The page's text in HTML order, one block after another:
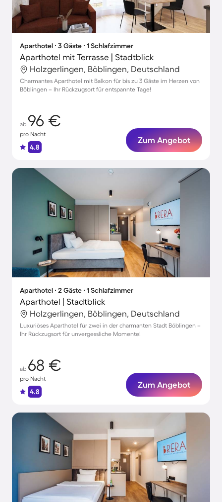
Aparthotel ∙ 3 Gäste ∙ 1 Schlafzimmer
Aparthotel mit Terrasse | Stadtblick
Holzgerlingen, Böblingen, Deutschland
Charmantes Aparthotel mit Balkon für bis zu 3 Gäste im Herzen von
Böblingen – Ihr Rückzugsort für entspannte Tage!
ab 96 €
pro Nacht
4.8
Zum Angebot
Aparthotel ∙ 2 Gäste ∙ 1 Schlafzimmer
Aparthotel | Stadtblick
Holzgerlingen, Böblingen, Deutschland
Luxuriöses Aparthotel für zwei in der charmanten Stadt Böblingen –
Ihr Rückzugsort für unvergessliche Momente!
ab 68 €
pro Nacht
4.8
Zum Angebot